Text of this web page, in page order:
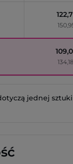
jednej